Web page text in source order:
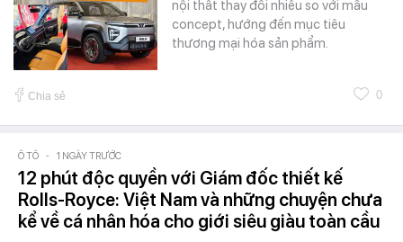
nội thất thay đổi nhiều so với mẫu
concept, hướng đến mục tiêu
thương mại hóa sản phẩm.
Chia sẻ 0
Ô TÔ - 1 NGÀY TRƯỚC
12 phút độc quyền với Giám đốc thiết kế
Rolls-Royce: Việt Nam và những chuyện chưa
kể về cá nhân hóa cho giới siêu giàu toàn cầu